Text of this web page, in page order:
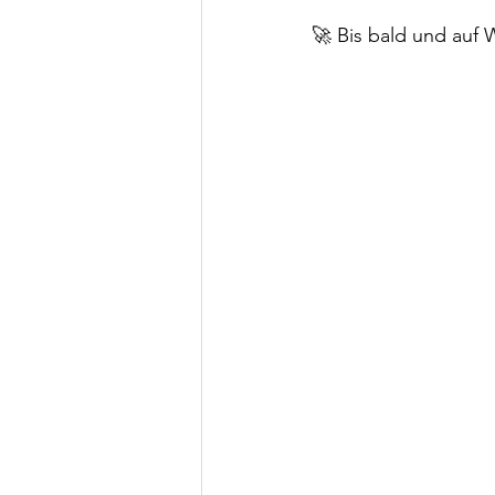
🚀 Bis bald und auf